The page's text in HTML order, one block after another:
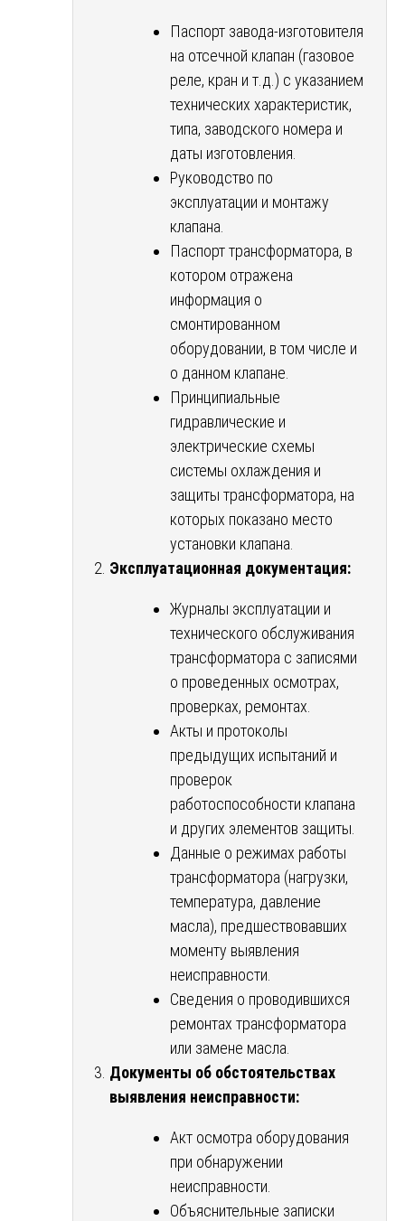
Паспорт завода-изготовителя
на отсечной клапан (газовое
реле, кран и т.д.) с указанием
технических характеристик,
типа, заводского номера и
даты изготовления.
Руководство по
эксплуатации и монтажу
клапана.
Паспорт трансформатора, в
котором отражена
информация о
смонтированном
оборудовании, в том числе и
о данном клапане.
Принципиальные
гидравлические и
электрические схемы
системы охлаждения и
защиты трансформатора, на
которых показано место
установки клапана.
Эксплуатационная документация:
Журналы эксплуатации и
технического обслуживания
трансформатора с записями
о проведенных осмотрах,
проверках, ремонтах.
Акты и протоколы
предыдущих испытаний и
проверок
работоспособности клапана
и других элементов защиты.
Данные о режимах работы
трансформатора (нагрузки,
температура, давление
масла), предшествовавших
моменту выявления
неисправности.
Сведения о проводившихся
ремонтах трансформатора
или замене масла.
Документы об обстоятельствах
выявления неисправности:
Акт осмотра оборудования
при обнаружении
неисправности.
Объяснительные записки